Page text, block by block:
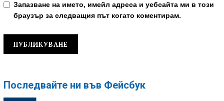
Запазване на името, имейл адреса и уебсайта ми в този
браузър за следващия път когато коментирам.
Последвайте ни във Фейсбук